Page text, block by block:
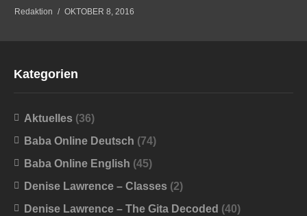
Redaktion OKTOBER 8, 2016
Kategorien
Aktuelles (36)
Baba Online Deutsch (74)
Baba Online English (45)
Denise Lawrence – Classes (2)
Denise Lawrence – The Gita Decoded (40)